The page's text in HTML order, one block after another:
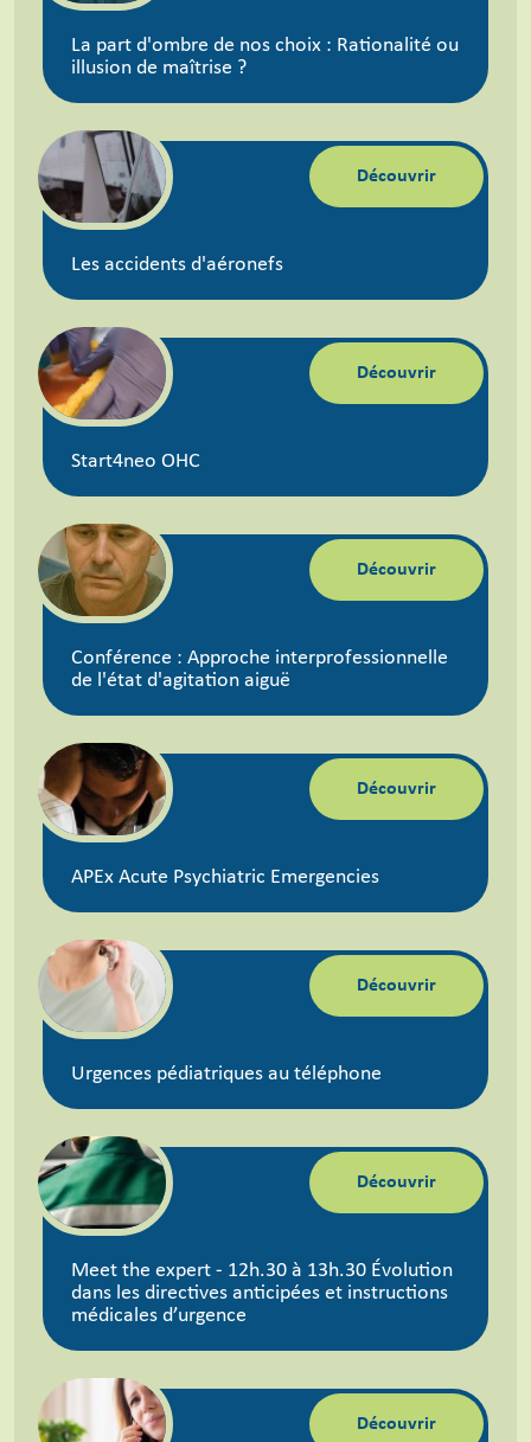
La part d'ombre de nos choix : Rationalité ou
illusion de maîtrise ?
Les accidents d'aéronefs
Découvrir
Start4neo OHC
Découvrir
Conférence : Approche interprofessionnelle
de l'état d'agitation aiguë
Découvrir
APEx Acute Psychiatric Emergencies
Découvrir
Urgences pédiatriques au téléphone
Découvrir
Meet the expert - 12h.30 à 13h.30 Évolution
dans les directives anticipées et instructions
médicales d’urgence
Découvrir
Découvrir